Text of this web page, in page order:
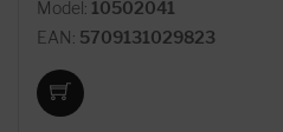
Model: 10502041
EAN: 5709131029823